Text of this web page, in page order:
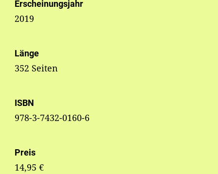
Erscheinungsjahr
2019
Länge
352 Seiten
ISBN
978-3-7432-0160-6
Preis
14,95 €